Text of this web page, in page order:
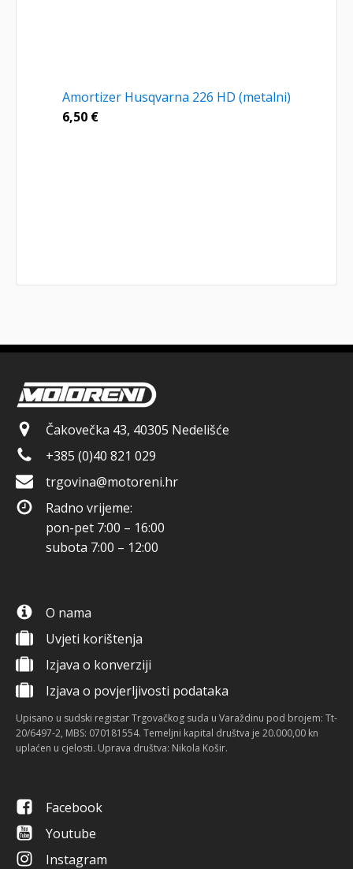
Amortizer Husqvarna 226 HD (metalni)
6,50 €
Čakovečka 43, 40305 Nedelišće
+385 (0)40 821 029
trgovina@motoreni.hr
Radno vrijeme:
pon-pet 7:00 – 16:00
subota 7:00 – 12:00
O nama
Uvjeti korištenja
Izjava o konverziji
Izjava o povjerljivosti podataka
Upisano u sudski registar Trgovačkog suda u Varaždinu pod brojem: Tt-
20/6497-2, MBS: 070181554. Temeljni kapital društva je 20.000,00 kn
uplaćen u cjelosti. Uprava društva: Nikola Košir.
Facebook
Youtube
Instagram